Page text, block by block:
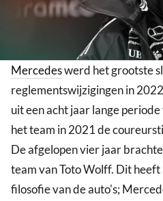
Mercedeswerd het grootste
reglementswijzigingen in
uit een acht jaar lange
het team in 2021 de
De afgelopen vier jaar
team van Toto Wolff. Dit heeft
filosofie van de auto's;